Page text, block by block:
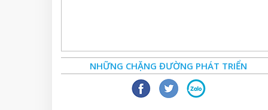
NHỮNG CHẶNG ĐƯỜNG PHÁT TRIỂN